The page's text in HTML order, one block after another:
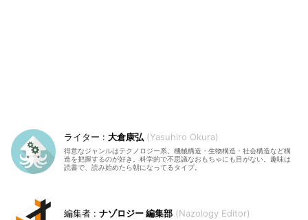
大倉康弘 Yasuhiro Okura
得意なジャンルはテクノロジー系。機械構造・生物構造・社会構造など構
造を把握するのが好き。科学的で不思議なおもちゃにも目がない。趣味は
読書で、読み始めたら朝になってるタイプ。
ナゾロジー 編集部 Nazology Editor